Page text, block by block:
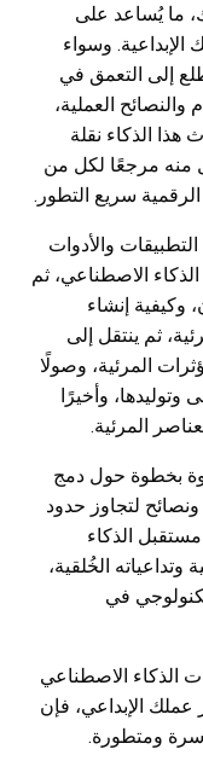
ما يُساعد على
الإبداعية. وسواء
إلى التعمق في
والنصائح العملية،
الذكاء نقلة
منه مرجعًا لكل من
سريع التطور.
والأدوات
الاصطناعي، ثم
وكيفية إنشاء
ثم ينتقل إلى
المرئية، وصولًا
وأخيرًا
المرئية.
بخطوة حول دمج
لتجاوز حدود
الذكاء
الخُلقية،
في
الذكاء الاصطناعي
الإبداعي، فإن
ومتطورة.